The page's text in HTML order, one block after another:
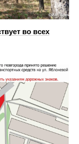
во всех